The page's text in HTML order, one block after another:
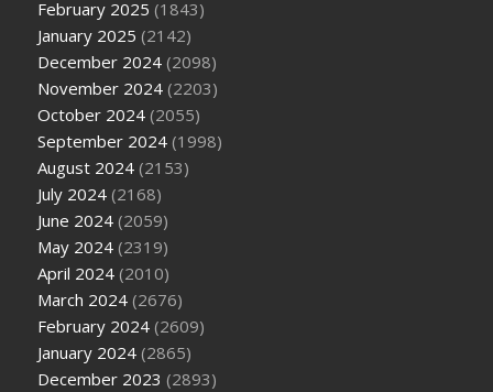
February 2025 (1843)
January 2025 (2142)
December 2024 (2098)
November 2024 (2203)
October 2024 (2055)
September 2024 (1998)
August 2024 (2153)
July 2024 (2168)
June 2024 (2059)
May 2024 (2319)
April 2024 (2010)
March 2024 (2676)
February 2024 (2609)
January 2024 (2865)
December 2023 (2893)